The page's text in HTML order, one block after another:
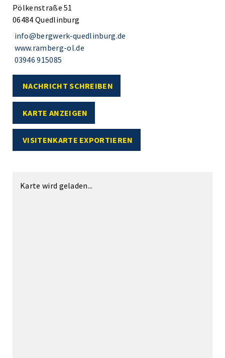
Pölkenstraße 51
06484 Quedlinburg
info@bergwerk-quedlinburg.de
www.ramberg-ol.de
03946 915085
NACHRICHT SCHREIBEN
KARTE ANZEIGEN
VISITENKARTE EXPORTIEREN
Karte wird geladen...